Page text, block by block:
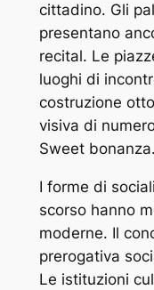
cittadino. Gli
presentano
recital. Le
luoghi di
costruzione
visiva di
Sweet bonanza.
I forme di
scorso hanno
moderne. Il
prerogativa
Le istituzioni